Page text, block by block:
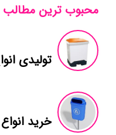
محبوب ترین مطالب